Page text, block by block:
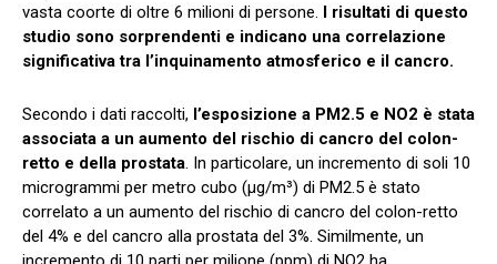
vasta coorte di oltre 6 milioni di persone. I risultati di questo
studio sono sorprendenti e indicano una correlazione
significativa tra l’inquinamento atmosferico e il cancro.
Secondo i dati raccolti, l’esposizione a PM2.5 e NO2 è stata
associata a un aumento del rischio di cancro del colon-
retto e della prostata. In particolare, un incremento di soli 10
microgrammi per metro cubo (µg/m³) di PM2.5 è stato
correlato a un aumento del rischio di cancro del colon-retto
del 4% e del cancro alla prostata del 3%. Similmente, un